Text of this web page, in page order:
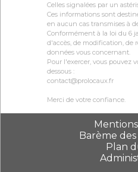
Celles signalées par un
Ces informations sont
en aucun cas transmises à
Conformément à la loi du 6
d'accès, de modification, de
données vous concernant.
Pour l'exercer, vous pouvez
dessous :
contact@prolocaux.fr
Merci de votre confiance.
Barème
Plan